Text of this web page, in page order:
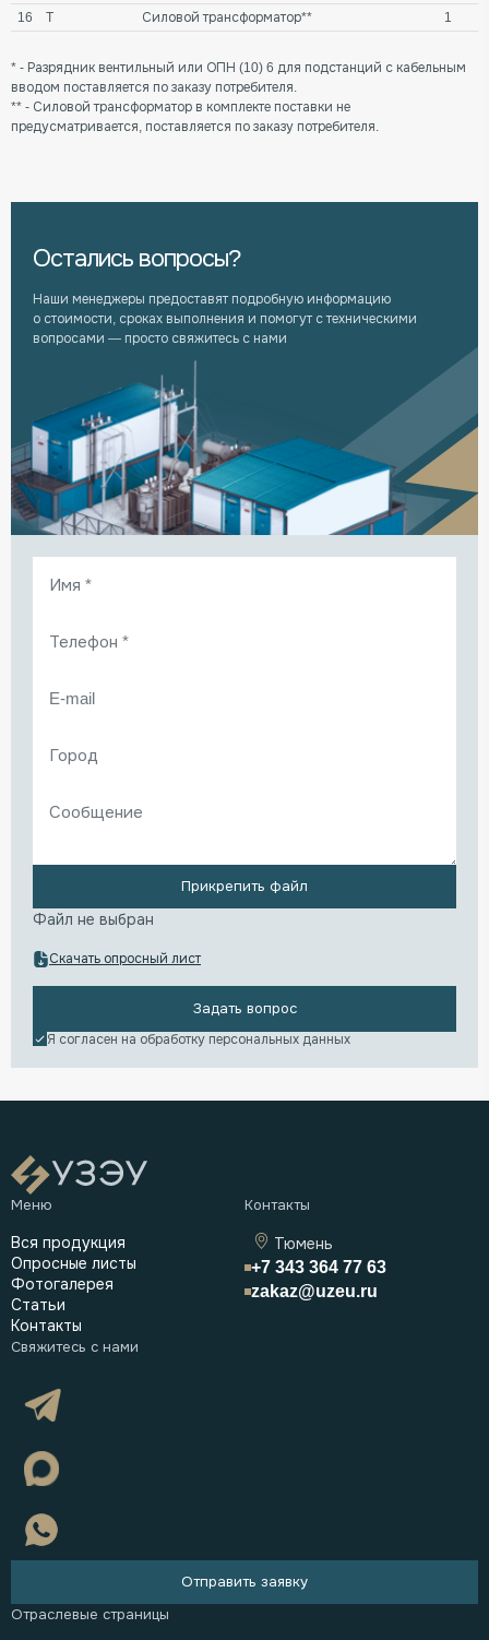
16 T Силовой трансформатор** 1
* - Разрядник вентильный или ОПН (10) 6 для подстанций с кабельным
вводом поставляется по заказу потребителя.
** - Силовой трансформатор в комплекте поставки не
предусматривается, поставляется по заказу потребителя.
Остались вопросы?
Наши менеджеры предоставят подробную информацию
о стоимости, сроках выполнения и помогут с техническими
вопросами — просто свяжитесь с нами
Прикрепить файл
Файл не выбран
Скачать опросный лист
Задать вопрос
Я согласен на обработку персональных данных
Тюмень
+7 343 364 77 63
zakaz@uzeu.ru
Отправить заявку
Вся продукция
Опросные листы
Фотогалерея
Статьи
Контакты